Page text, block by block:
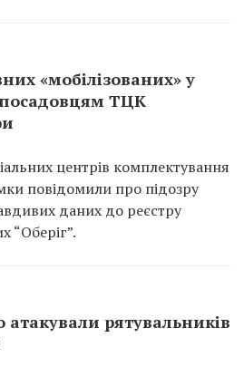
«мобілізованих» у
посадовцям ТЦК
центрів комплектування
повідомили про підозру
даних до реєстру
“Оберіг”.
атакували рятувальників